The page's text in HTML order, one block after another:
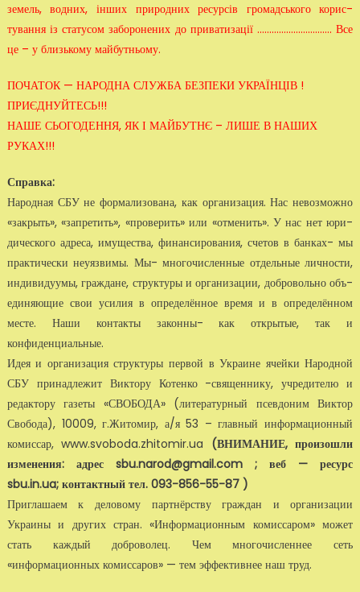
земель, водних, інших природних ресурсів громадського корис­
тування із статусом заборонених до приватизації …………………………. Все
це – у близькому майбутньому.
ПОЧАТОК — НАРОДНА СЛУЖБА БЕЗПЕКИ УКРАЇНЦІВ !
ПРИЄДНУЙТЕСЬ!!!
НАШЕ СЬОГОДЕННЯ, ЯК І МАЙБУТНЄ – ЛИШЕ В НАШИХ
РУКАХ!!!
Справка:
Народная СБУ не формализована, как организация. Нас невозможно
«закрыть», «запретить», «проверить» или «отменить». У нас нет юри­
дического адреса, имущества, финансирования, счетов в банках- мы
практически неуязвимы. Мы- многочисленные отдельные личности,
индивидуумы, граждане, структуры и организации, добровольно объ­
единяющие свои усилия в определённое время и в определённом
мес­те. Наши контакты законны- как открытые, так и
конфиденциальные.
Идея и организация структуры первой в Украине ячейки Народной
СБУ принадлежит Виктору Котенко -священнику, учредителю и
редак­тору газеты «СВОБОДА» (литературный псевдоним Виктор
Сво­бода), 10009, г.Житомир, а/я 53 – главный информационный
комиссар, www.svoboda.zhitomir.ua (ВНИМАНИЕ, произошли
изменения: адрес sbu.narod@gmail.com ; веб — ресурс
sbu.in.ua; контактный тел. 093-856-55-87 )
Приглашаем к деловому партнёрству граждан и организации
Украины и других стран. «Информационным комиссаром» может
стать каждый доброволец. Чем многочисленнее сеть
«информационных комиссаров» — тем эффективнее наш труд.